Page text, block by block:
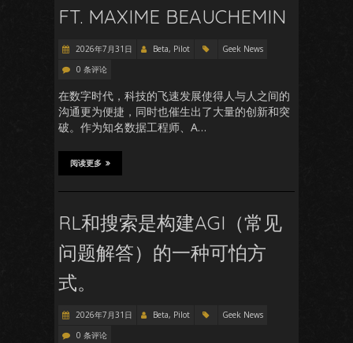
FT. MAXIME BEAUCHEMIN
2026年7月31日 Beta, Pilot
Geek News
0 条评论
在数字时代，科技的飞速发展使得人与人之间的
沟通更为便捷，同时也催生出了大量的创新和突
破。作为知名数据工程师、A…
阅读更多
RL和搜索是构建AGI（常见
问题解答）的一种可怕方
式。
2026年7月31日 Beta, Pilot
Geek News
0 条评论